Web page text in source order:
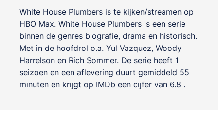
White House Plumbers is te kijken/streamen op
HBO Max. White House Plumbers is een serie
binnen de genres biografie, drama en historisch.
Met in de hoofdrol o.a. Yul Vazquez, Woody
Harrelson en Rich Sommer. De serie heeft 1
seizoen en een aflevering duurt gemiddeld 55
minuten en krijgt op IMDb een cijfer van 6.8 .